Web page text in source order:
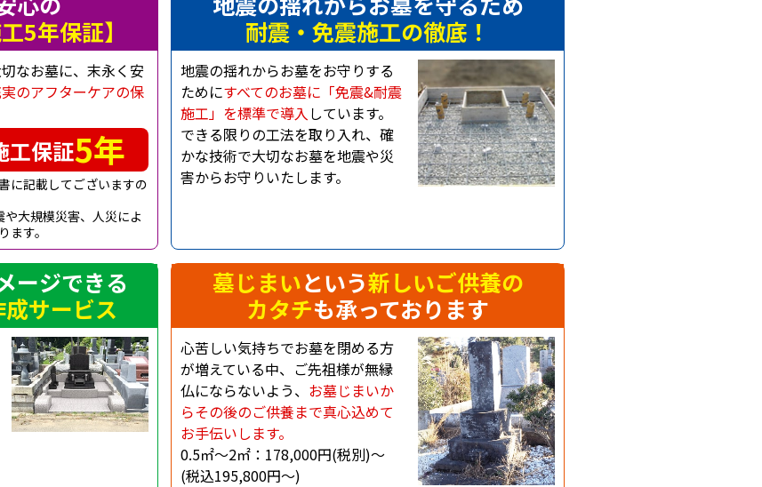
5年保証】
なお墓に、末永く安
のアフターケアの保
工保証5年
に記載してございますの
大規模災害、人災によ
す。
耐震・免震施工の徹底！
地震の揺れからお墓をお守りする
ためにすべてのお墓に「免震&耐震
施工」を標準で導入しています。
できる限りの工法を取り入れ、確
かな技術で大切なお墓を地震や災
害からお守りいたします。
ージできる
サービス
墓じまいという新しいご供養の
カタチも承っております
心苦しい気持ちでお墓を閉める方
が増えている中、ご先祖様が無縁
仏にならないよう、 お墓じまいか
らその後のご供養まで真心込めて
お手伝いします。
0.5㎡〜2㎡： 178,000円(税別)〜
(税込195,800円〜)